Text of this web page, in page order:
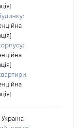
Україна